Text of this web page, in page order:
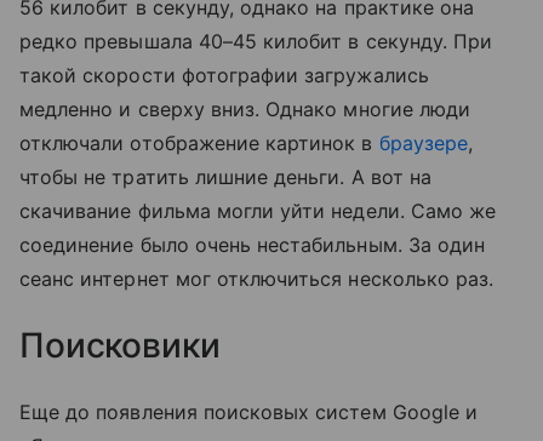
56 килобит в секунду, однако на практике она
редко превышала 40–45 килобит в секунду. При
такой скорости фотографии загружались
медленно и сверху вниз. Однако многие люди
отключали отображение картинок в браузере,
чтобы не тратить лишние деньги. А вот на
скачивание фильма могли уйти недели. Само же
соединение было очень нестабильным. За один
сеанс интернет мог отключиться несколько раз.
Поисковики
Еще до появления поисковых систем Google и